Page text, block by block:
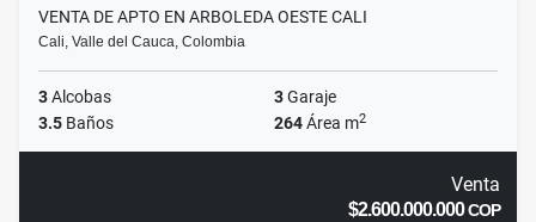
VENTA DE APTO EN ARBOLEDA OESTE CALI
Cali, Valle del Cauca, Colombia
3Alcobas 3Garaje
3.5 Baños 264Área m2
Venta
$2.600.000.000COP